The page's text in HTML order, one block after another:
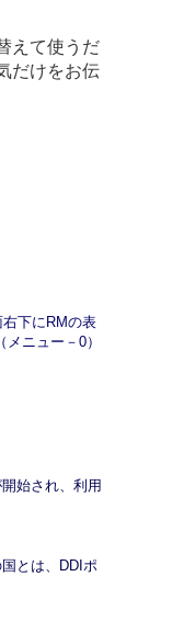
えて使うだ
だけをお伝
下にRMの表
ニュー－0）
始され、利用
とは、DDIポ